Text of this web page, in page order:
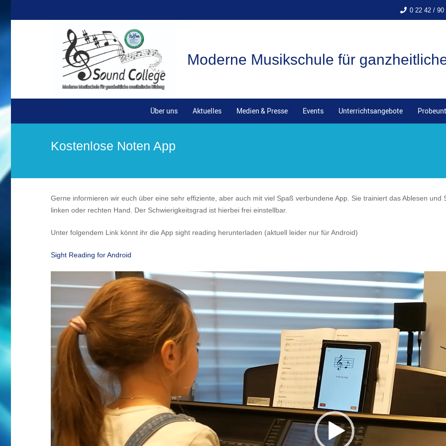
0 22 42 / 90
Moderne Musikschule für
Über uns Aktuelles Medien & Presse Events Unterrichtsangebote
Kostenlose Noten App
Gerne informieren wir euch über eine sehr effiziente, aber auch mit viel Spaß verbundene App. Sie trainiert das Ablesen
linken oder rechten Hand. Der Schwierigkeitsgrad ist hierbei frei einstellbar.
Unter folgendem Link könnt ihr die App sight reading herunterladen (aktuell leider nur für Android)
Sight Reading for Android
Player